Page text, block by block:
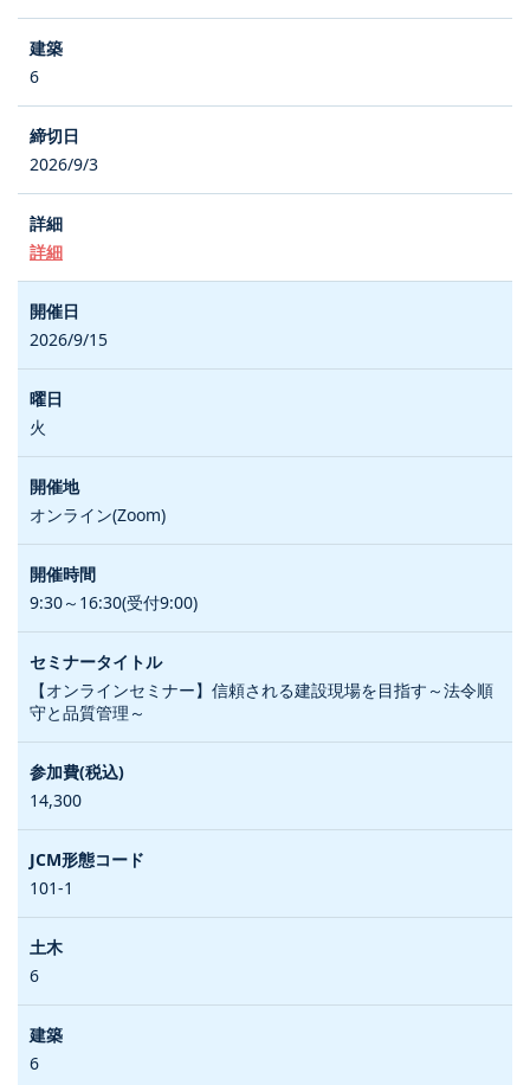
6
2026/9/3
詳細
2026/9/15
火
オンライン(Zoom)
9:30～16:30(受付9:00)
【オンラインセミナー】信頼される建設現場を目指す～法令順
守と品質管理～
14,300
101-1
6
6